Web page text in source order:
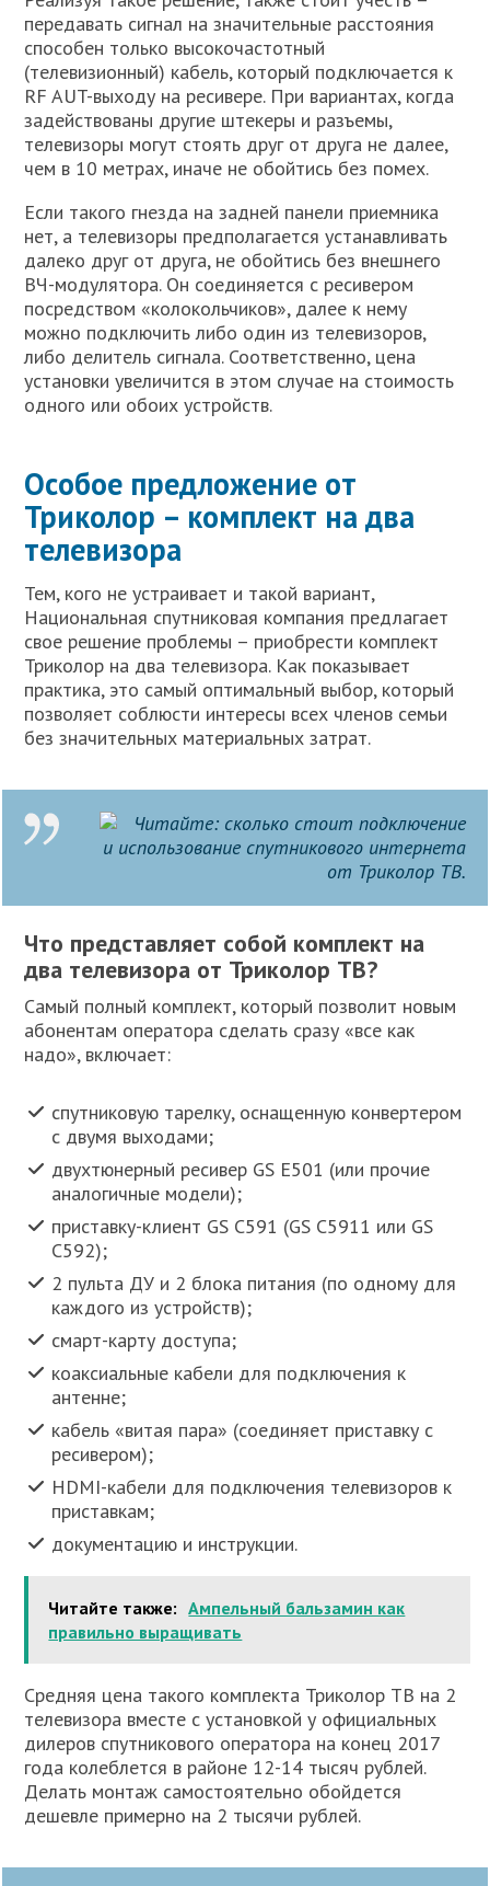
передавать сигнал на значительные расстояния
способен только высокочастотный
(телевизионный) кабель, который подключается к
RF AUT-выходу на ресивере. При вариантах, когда
задействованы другие штекеры и разъемы,
телевизоры могут стоять друг от друга не далее,
чем в 10 метрах, иначе не обойтись без помех.
Если такого гнезда на задней панели приемника
нет, а телевизоры предполагается устанавливать
далеко друг от друга, не обойтись без внешнего
ВЧ-модулятора. Он соединяется с ресивером
посредством «колокольчиков», далее к нему
можно подключить либо один из телевизоров,
либо делитель сигнала. Соответственно, цена
установки увеличится в этом случае на стоимость
одного или обоих устройств.
Особое предложение от
Триколор – комплект на два
телевизора
Тем, кого не устраивает и такой вариант,
Национальная спутниковая компания предлагает
свое решение проблемы – приобрести комплект
Триколор на два телевизора. Как показывает
практика, это самый оптимальный выбор, который
позволяет соблюсти интересы всех членов семьи
без значительных материальных затрат.
Читайте: сколько стоит подключение
и использование спутникового интернета
от Триколор ТВ.
Что представляет собой комплект на
два телевизора от Триколор ТВ?
Самый полный комплект, который позволит новым
абонентам оператора сделать сразу «все как
надо», включает:
спутниковую тарелку, оснащенную конвертером
с двумя выходами;
двухтюнерный ресивер GS E501 (или прочие
аналогичные модели);
приставку-клиент GS C591 (GS C5911 или GS
C592);
2 пульта ДУ и 2 блока питания (по одному для
каждого из устройств);
смарт-карту доступа;
коаксиальные кабели для подключения к
антенне;
кабель «витая пара» (соединяет приставку с
ресивером);
HDMI-кабели для подключения телевизоров к
приставкам;
документацию и инструкции.
Читайте также: Ампельный бальзамин как
правильно выращивать
Средняя цена такого комплекта Триколор ТВ на 2
телевизора вместе с установкой у официальных
дилеров спутникового оператора на конец 2017
года колеблется в районе 12-14 тысяч рублей.
Делать монтаж самостоятельно обойдется
дешевле примерно на 2 тысячи рублей.